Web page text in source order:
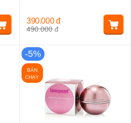
490.000 đ
390.000 đ
-5%
BÁN
CHẠY